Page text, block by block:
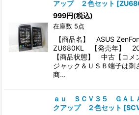
アップ ２色セット [
999円(税込)
在庫数 5点
【商品名】 ASUS
ZU680KL 【発売年】
【商品状態】 中古【コ
ジャック＆ＵＳＢ端子は刺
商…
ａｕ ＳＣＶ３５ ＧＡＬ
クアップ ２色セット [